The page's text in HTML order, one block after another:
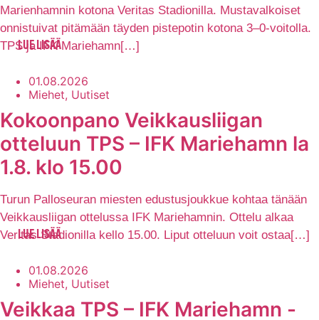
Marienhamnin kotona Veritas Stadionilla. Mustavalkoiset
onnistuivat pitämään täyden pistepotin kotona 3–0-voitolla.
TPS ja IFK Mariehamn[…]
LUE LISÄÄ
01.08.2026
Miehet, Uutiset
Kokoonpano Veikkausliigan
otteluun TPS – IFK Mariehamn la
1.8. klo 15.00
Turun Palloseuran miesten edustusjoukkue kohtaa tänään
Veikkausliigan ottelussa IFK Mariehamnin. Ottelu alkaa
Veritas Stadionilla kello 15.00. Liput otteluun voit ostaa[…]
LUE LISÄÄ
01.08.2026
Miehet, Uutiset
Veikkaa TPS – IFK Mariehamn -